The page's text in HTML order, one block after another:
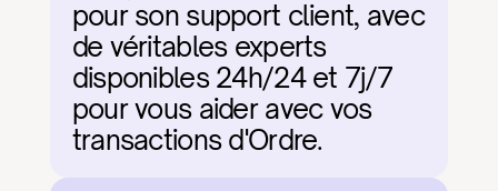
pour son support client, avec
de véritables experts
disponibles 24h/24 et 7j/7
pour vous aider avec vos
transactions d'Ordre.